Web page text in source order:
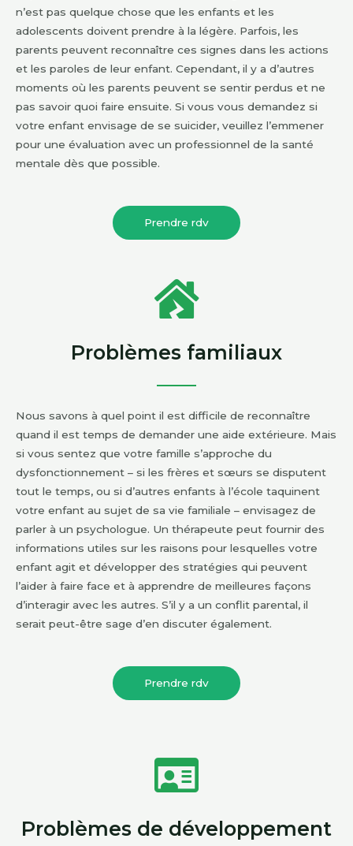
n’est pas quelque chose que les enfants et les
adolescents doivent prendre à la légère. Parfois, les
parents peuvent reconnaître ces signes dans les actions
et les paroles de leur enfant. Cependant, il y a d’autres
moments où les parents peuvent se sentir perdus et ne
pas savoir quoi faire ensuite. Si vous vous demandez si
votre enfant envisage de se suicider, veuillez l’emmener
pour une évaluation avec un professionnel de la santé
mentale dès que possible.
Prendre rdv
Problèmes familiaux
Nous savons à quel point il est difficile de reconnaître
quand il est temps de demander une aide extérieure. Mais
si vous sentez que votre famille s’approche du
dysfonctionnement – si les frères et sœurs se disputent
tout le temps, ou si d’autres enfants à l’école taquinent
votre enfant au sujet de sa vie familiale – envisagez de
parler à un psychologue. Un thérapeute peut fournir des
informations utiles sur les raisons pour lesquelles votre
enfant agit et développer des stratégies qui peuvent
l’aider à faire face et à apprendre de meilleures façons
d’interagir avec les autres. S’il y a un conflit parental, il
serait peut-être sage d’en discuter également.
Prendre rdv
Problèmes de développement